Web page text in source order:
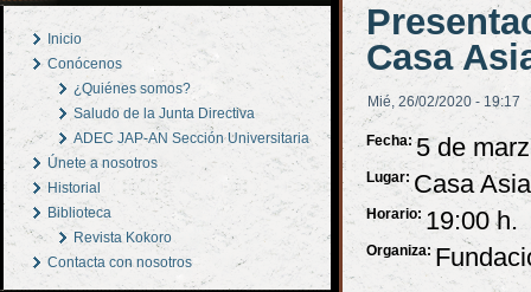
Inicio
Conócenos
¿Quiénes somos?
Saludo de la Junta Directiva
ADEC JAP-AN Sección Universitaria
Únete a nosotros
Historial
Biblioteca
Revista Kokoro
Contacta con nosotros
Casa
Mié, 26/02/2020 - 19:17
Fecha:5 de
Lugar: Casa
Horario: 19:00 h.
Organiza: